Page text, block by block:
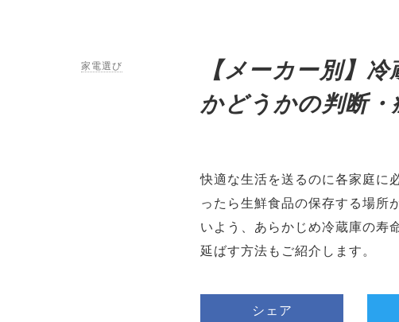
家電選び
【メーカー別】
かどうかの判断・
快適な生活を送るのに各家庭に
ったら生鮮食品の保存する場所
いよう、あらかじめ冷蔵庫の寿
延ばす方法もご紹介します。
シェア